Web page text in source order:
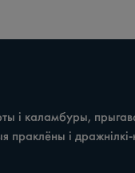
i каламбуры,
праклёны i